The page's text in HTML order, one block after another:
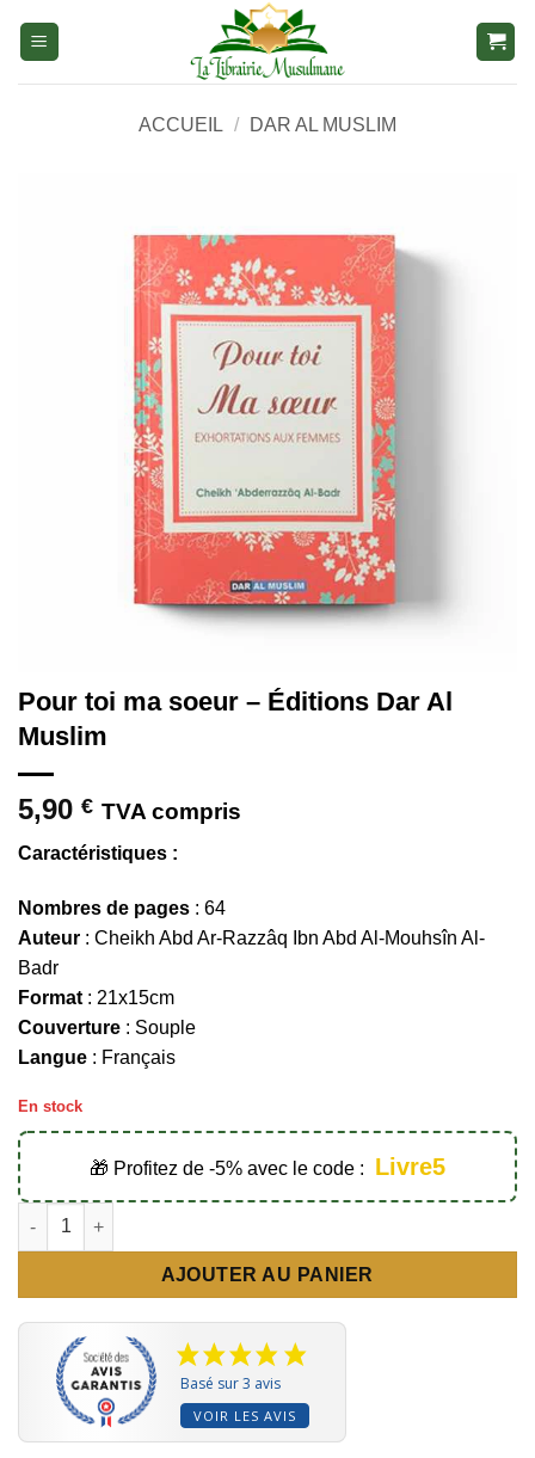
ACCUEIL / DAR AL MUSLIM
Pour toi ma soeur – Éditions Dar Al
Muslim
5,90 € TVA compris
Caractéristiques :
Nombres de pages : 64
Auteur : Cheikh Abd Ar-Razzâq Ibn Abd Al-Mouhsîn Al-
Badr
Format : 21x15cm
Couverture : Souple
Langue : Français
En stock
🎁 Profitez de -5% avec le code : Livre5
quantité de Pour toi ma soeur - Éditions Dar Al Muslim
AJOUTER AU PANIER
Basé sur 3 avis
VOIR LES AVIS